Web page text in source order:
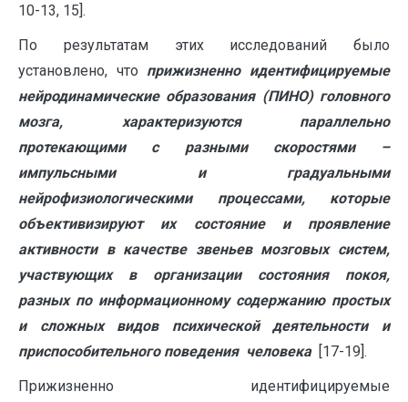
10-13, 15].
По результатам этих исследований было
установлено, что прижизненно идентифицируемые
нейродинамические образования (ПИНО) головного
мозга, характеризуются параллельно
протекающими с разными скоростями –
импульсными и градуальными
нейрофизиологическими процессами, которые
объективизируют их состояние и проявление
активности в качестве звеньев мозговых систем,
участвующих в организации состояния покоя,
разных по информационному содержанию простых
и сложных видов психической деятельности и
приспособительного поведения человека [17-19].
Прижизненно идентифицируемые